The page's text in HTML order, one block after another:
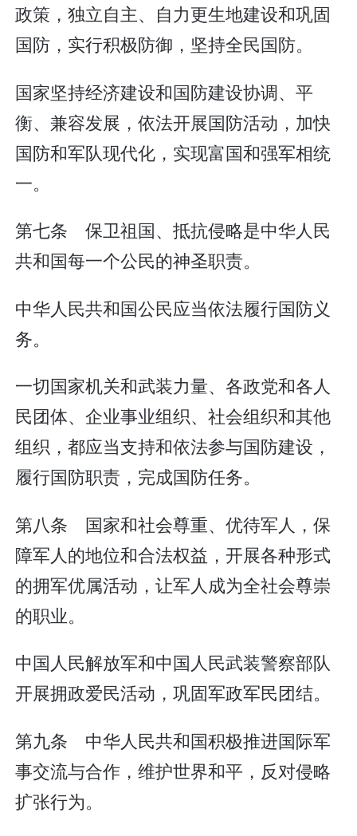
政策，独立自主、自力更生地建设和巩固
国防，实行积极防御，坚持全民国防。
国家坚持经济建设和国防建设协调、平
衡、兼容发展，依法开展国防活动，加快
国防和军队现代化，实现富国和强军相统
一。
第七条 保卫祖国、抵抗侵略是中华人民
共和国每一个公民的神圣职责。
中华人民共和国公民应当依法履行国防义
务。
一切国家机关和武装力量、各政党和各人
民团体、企业事业组织、社会组织和其他
组织，都应当支持和依法参与国防建设，
履行国防职责，完成国防任务。
第八条 国家和社会尊重、优待军人，保
障军人的地位和合法权益，开展各种形式
的拥军优属活动，让军人成为全社会尊崇
的职业。
中国人民解放军和中国人民武装警察部队
开展拥政爱民活动，巩固军政军民团结。
第九条 中华人民共和国积极推进国际军
事交流与合作，维护世界和平，反对侵略
扩张行为。